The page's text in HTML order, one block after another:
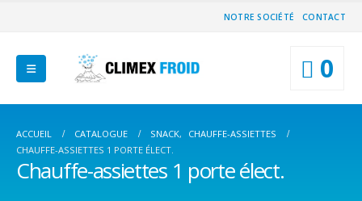
NOTRE SOCIÉTÉ CONTACT
0
ACCUEIL CATALOGUE SNACK,
CHAUFFE-ASSIETTES
CHAUFFE-ASSIETTES 1 PORTE ÉLECT.
Chauffe-assiettes 1 porte élect.